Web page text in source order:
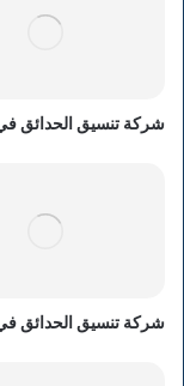
شركة تنسيق الحدائق
شركة تنسيق الحدائق